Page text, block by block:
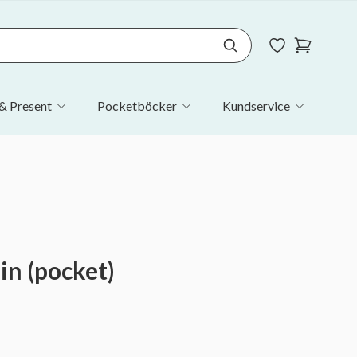
Present Pocketböcker Kundservice
(pocket)